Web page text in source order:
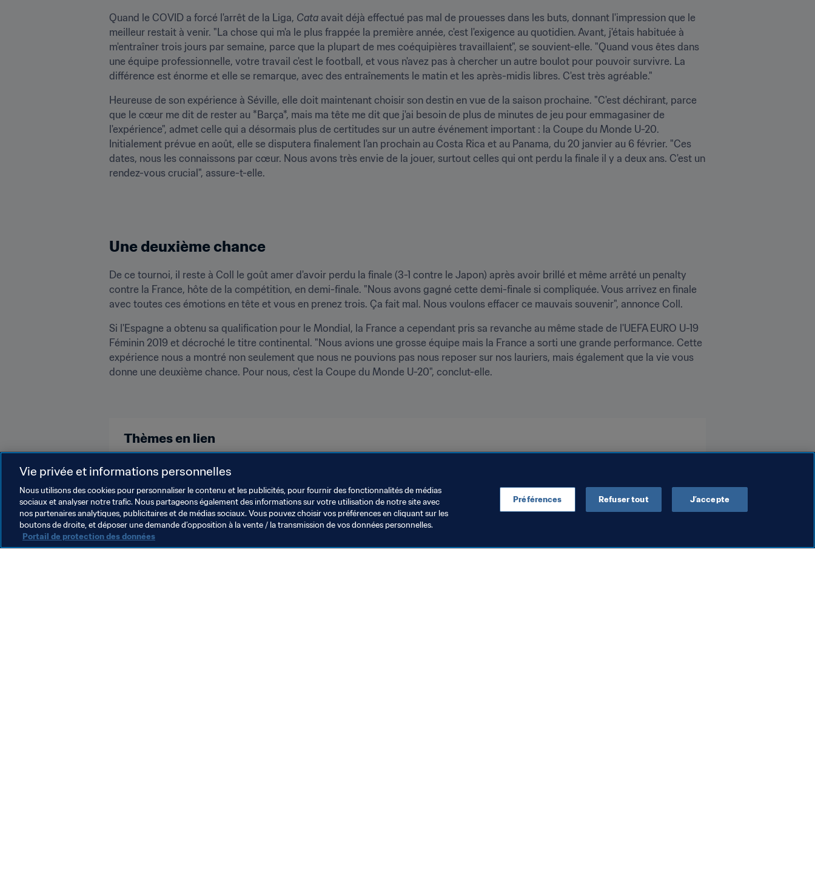
Quand le COVID a forcé l'arrêt de la Liga, Cata avait déjà effectué pas mal de prouesses dans les buts, donnant l'impression que le
meilleur restait à venir. "La chose qui m'a le plus frappée la première année, c'est l'exigence au quotidien. Avant, j'étais habituée à
m'entraîner trois jours par semaine, parce que la plupart de mes coéquipières travaillaient", se souvient-elle. "Quand vous êtes dans
une équipe professionnelle, votre travail c'est le football, et vous n'avez pas à chercher un autre boulot pour pouvoir survivre. La
différence est énorme et elle se remarque, avec des entraînements le matin et les après-midis libres. C'est très agréable."
Heureuse de son expérience à Séville, elle doit maintenant choisir son destin en vue de la saison prochaine. "C'est déchirant, parce
que le cœur me dit de rester au *Barça*, mais ma tête me dit que j'ai besoin de plus de minutes de jeu pour emmagasiner de
l'expérience", admet celle qui a désormais plus de certitudes sur un autre événement important : la Coupe du Monde U-20.
Initialement prévue en août, elle se disputera finalement l'an prochain au Costa Rica et au Panama, du 20 janvier au 6 février. "Ces
dates, nous les connaissons par cœur. Nous avons très envie de la jouer, surtout celles qui ont perdu la finale il y a deux ans. C'est un
rendez-vous crucial", assure-t-elle.
Une deuxième chance
De ce tournoi, il reste à Coll le goût amer d'avoir perdu la finale (3-1 contre le Japon) après avoir brillé et même arrêté un penalty
contre la France, hôte de la compétition, en demi-finale. "Nous avons gagné cette demi-finale si compliquée. Vous arrivez en finale
avec toutes ces émotions en tête et vous en prenez trois. Ça fait mal. Nous voulons effacer ce mauvais souvenir", annonce Coll.
Si l'Espagne a obtenu sa qualification pour le Mondial, la France a cependant pris sa revanche au même stade de l'UEFA EURO U-19
Féminin 2019 et décroché le titre continental. "Nous avions une grosse équipe mais la France a sorti une grande performance. Cette
expérience nous a montré non seulement que nous ne pouvions pas nous reposer sur nos lauriers, mais également que la vie vous
donne une deuxième chance. Pour nous, c'est la Coupe du Monde U-20", conclut-elle.
Thèmes en lien
Spain
Vie privée et informations personnelles
Nous utilisons des cookies pour personnaliser le contenu et les publicités, pour fournir des fonctionnalités de médias
sociaux et analyser notre trafic. Nous partageons également des informations sur votre utilisation de notre site avec
nos partenaires analytiques, publicitaires et de médias sociaux. Vous pouvez choisir vos préférences en cliquant sur les
boutons de droite, et déposer une demande d’opposition à la vente / la transmission de vos données personnelles.
Portail de protection des données
Préférences Refuser tout J’accepte